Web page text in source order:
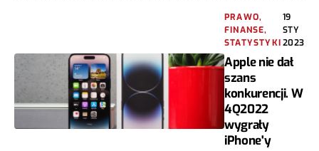
PRAWO,
FINANSE,
STATYSTYKI
19
STY
2023
Apple nie dał
szans
konkurencji. W
4Q2022
wygrały
iPhone'y